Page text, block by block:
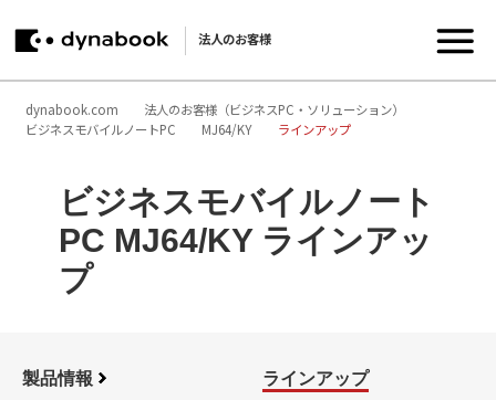
法人のお客様
dynabook.com
法人のお客様（ビジネスPC・ソリューション）
ビジネスモバイルノートPC
MJ64/KY ラインアップ
ビジネスモバイルノート
PC MJ64/KY ラインアッ
プ
製品情報 ラインアップ